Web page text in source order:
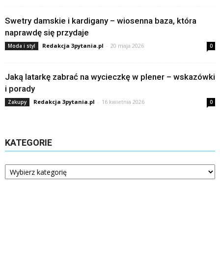
Swetry damskie i kardigany – wiosenna baza, która
naprawdę się przydaje
Moda i styl Redakcja 3pytania.pl - 20 maja 2026 0
Jaką latarkę zabrać na wycieczkę w plener – wskazówki
i porady
Zakupy Redakcja 3pytania.pl - 16 kwietnia 2026 0
KATEGORIE
Kategorie